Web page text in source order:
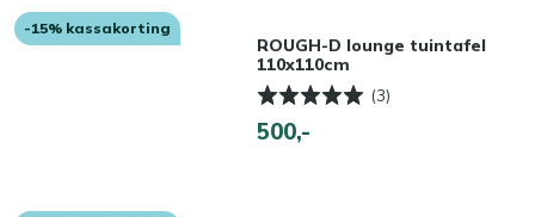
-15% kassakorting
ROUGH-D lounge tuintafel
110x110cm
(3)
500,-